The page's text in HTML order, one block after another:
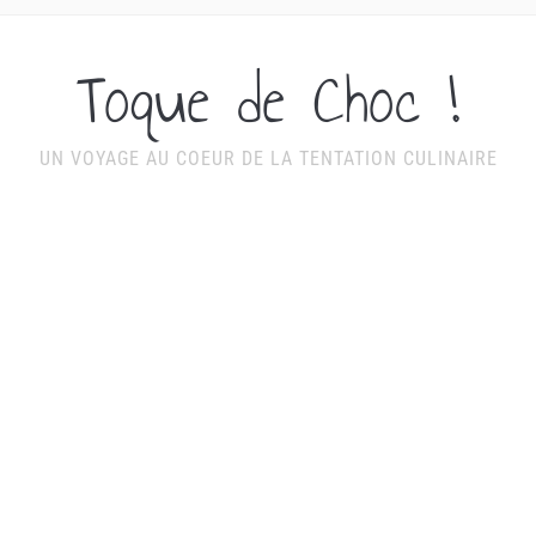
Toque de Choc !
UN VOYAGE AU COEUR DE LA TENTATION CULINAIRE